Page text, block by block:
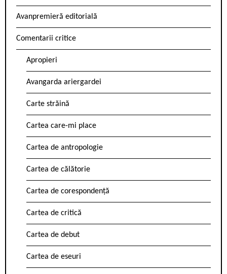
Avanpremieră editorială
Comentarii critice
Apropieri
Avangarda ariergardei
Carte străină
Cartea care-mi place
Cartea de antropologie
Cartea de călătorie
Cartea de corespondență
Cartea de critică
Cartea de debut
Cartea de eseuri